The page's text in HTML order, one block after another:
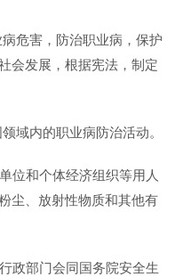
危害，防治职业病，保护
会发展，根据宪法，制定
域内的职业病防治活动。
位和个体经济组织等用人
尘、放射性物质和其他有
政部门会同国务院安全生